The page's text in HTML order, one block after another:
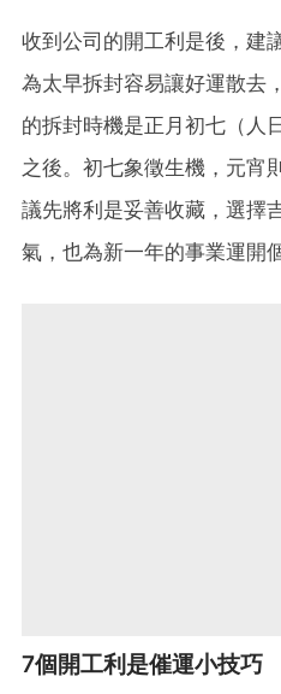
收到公司的開工利是後，建
為太早拆封容易讓好運散去
的拆封時機是正月初七（人
之後。初七象徵生機，元宵
議先將利是妥善收藏，選擇
氣，也為新一年的事業運開
7個開工利是催運小技巧